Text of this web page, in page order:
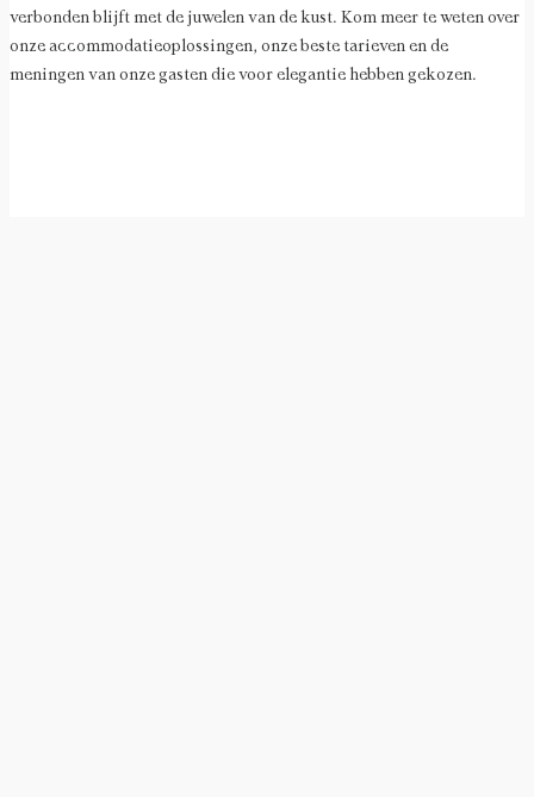
verbonden blijft met de juwelen van de kust. Kom meer te weten over
onze accommodatieoplossingen, onze beste tarieven en de
meningen van onze gasten die voor elegantie hebben gekozen.